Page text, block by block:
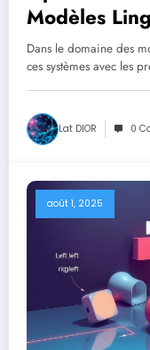
Modèles
Une
Dans le domaine des
ces systèmes avec les
Lat DIOR 0
août 1, 2025